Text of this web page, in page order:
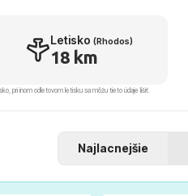
Letisko (Rhodos)
18 km
pri inom odletovom letisku sa môžu tieto údaje líšiť.
Najlacnejšie